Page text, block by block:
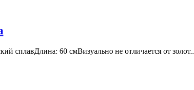
сплавДлина: 60 смВизуально не отличается от золот..